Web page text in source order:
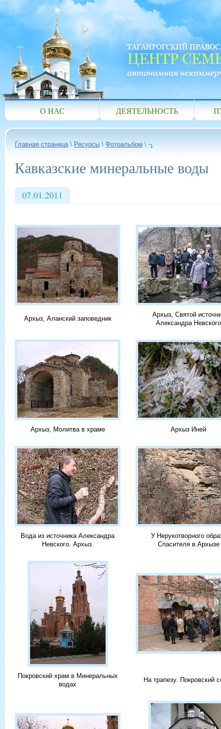
О НАС ДЕЯТЕЛЬНОСТЬ
Главная страница\ Ресурсы \ Фотоальбом \
Кавказские минеральные воды
07.01.2011
Архыз, Аланский заповедник
Архыз, Святой
Александра Невского
Архыз, Молитва в храме Архыз Иней
Вода из источника Александра
Невского. Архыз.
У Нерукотворного
Спасителя в Архызе
Покровский храм в Минеральных
водах
На трапезу. Покровский